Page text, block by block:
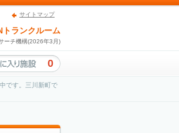
サイトマップ
トランクルーム
ーチ機構(2026年3月)
0
です。三川新町で